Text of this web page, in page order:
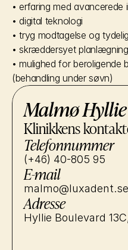
• erfaring med avancerede
• digital teknologi
• tryg modtagelse og
• skræddersyet planlægning
• mulighed for beroligende
(behandling under søvn)
Malmø Hyllie
Klinikkens
Telefonnummer
(+46) 40-805 95
E-mail
malmo@luxadent.se
Adresse
Hyllie Boulevard